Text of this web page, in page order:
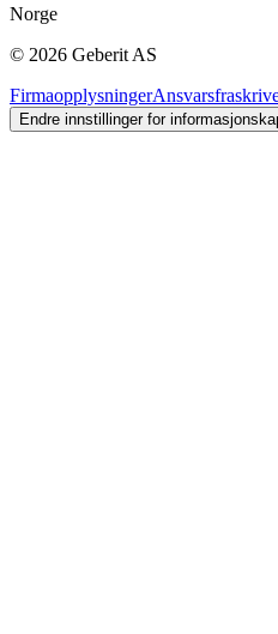
Norge
© 2026 Geberit AS
Firmaopplysninger
Endre innstillinger for